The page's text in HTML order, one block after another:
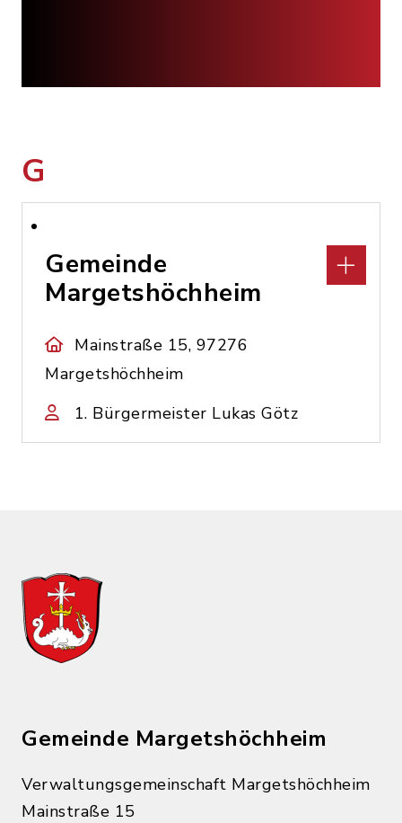
G
Gemeinde
Margetshöchheim
Mainstraße 15, 97276
Margetshöchheim
1. Bürgermeister Lukas Götz
Gemeinde Margetshöchheim
Verwaltungsgemeinschaft Margetshöchheim
Mainstraße 15